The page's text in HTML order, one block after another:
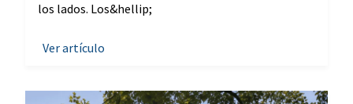
los lados. Los&hellip;
Ver artículo